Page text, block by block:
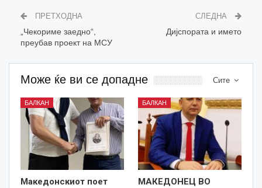
ПРЕТХОДНА
„Чекориме заедно“,
преубав проект на МСУ
СЛЕДНА
Дијспората и името
Сите
Може ќе ви се допадне
БАЛКАН
Македонскиот поет
БАЛКАН
МАКЕДОНЕЦ ВО